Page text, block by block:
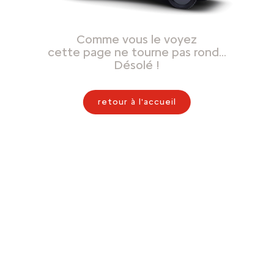
Comme vous le voyez
cette page ne tourne pas rond…
Désolé !
retour à l'accueil